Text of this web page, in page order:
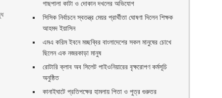
গাছপালা কাটা ও দোকান দখলের অভিযোগ
সিসিক নির্বাচনে স্বতন্ত্র মেয়র প্রার্থীতা ঘোষণা দিলেন শিক্ষক
আহমদ ইয়াসিন
এমএ করিম ইবনে মচ্ছব্বির বাংলাদেশের সকল মানুষের চোখে
ছিলেন এক নজরকাড়া মানুষ ‎
রোটারি ক্লাব অব সিলেট পাইওনিয়ারের বৃক্ষরোপণ কর্মসূচি
অনুষ্ঠিত
কানাইঘাটে প্রতিপক্ষের হামলায় পিতা ও পুত্র গুরুতর